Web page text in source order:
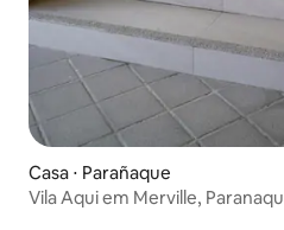
Casa ⋅ Parañaque
Vila Aqui em Merville,